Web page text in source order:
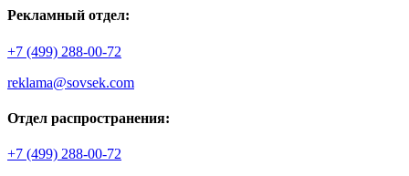
Рекламный отдел:
+7 (499) 288-00-72
reklama@sovsek.com
Отдел распространения:
+7 (499) 288-00-72